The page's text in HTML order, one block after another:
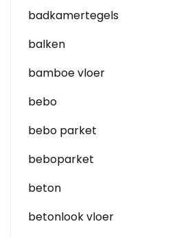
badkamertegels
balken
bamboe vloer
bebo
bebo parket
beboparket
beton
betonlook vloer